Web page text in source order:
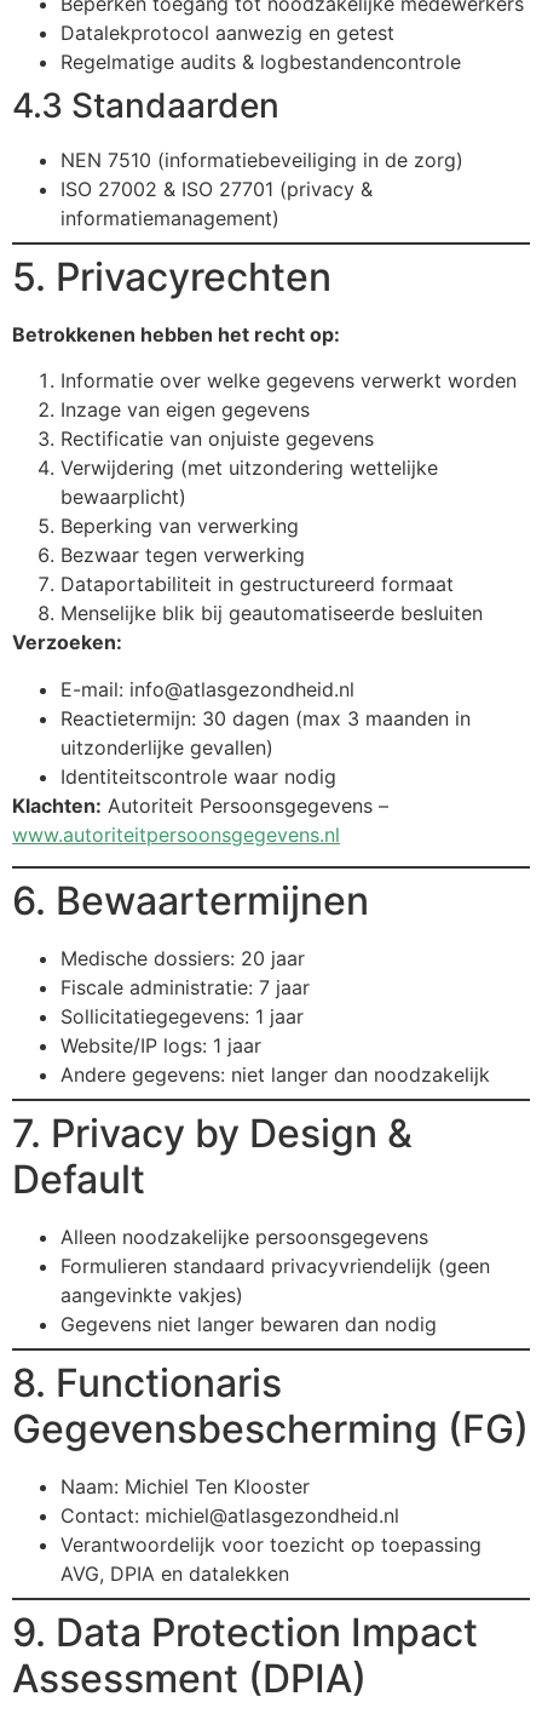
Datalekprotocol aanwezig en getest
Regelmatige audits & logbestandencontrole
4.3 Standaarden
NEN 7510 (informatiebeveiliging in de zorg)
ISO 27002 & ISO 27701 (privacy &
informatiemanagement)
5. Privacyrechten
Betrokkenen hebben het recht op:
Informatie over welke gegevens verwerkt worden
Inzage van eigen gegevens
Rectificatie van onjuiste gegevens
Verwijdering (met uitzondering wettelijke
bewaarplicht)
Beperking van verwerking
Bezwaar tegen verwerking
Dataportabiliteit in gestructureerd formaat
Menselijke blik bij geautomatiseerde besluiten
Verzoeken:
E-mail: info@atlasgezondheid.nl
Reactietermijn: 30 dagen (max 3 maanden in
uitzonderlijke gevallen)
Identiteitscontrole waar nodig
Klachten: Autoriteit Persoonsgegevens –
www.autoriteitpersoonsgegevens.nl
6. Bewaartermijnen
Medische dossiers: 20 jaar
Fiscale administratie: 7 jaar
Sollicitatiegegevens: 1 jaar
Website/IP logs: 1 jaar
Andere gegevens: niet langer dan noodzakelijk
7. Privacy by Design &
Default
Alleen noodzakelijke persoonsgegevens
Formulieren standaard privacyvriendelijk (geen
aangevinkte vakjes)
Gegevens niet langer bewaren dan nodig
8. Functionaris
Gegevensbescherming (FG)
Naam: Michiel Ten Klooster
Contact: michiel@atlasgezondheid.nl
Verantwoordelijk voor toezicht op toepassing
AVG, DPIA en datalekken
9. Data Protection Impact
Assessment (DPIA)